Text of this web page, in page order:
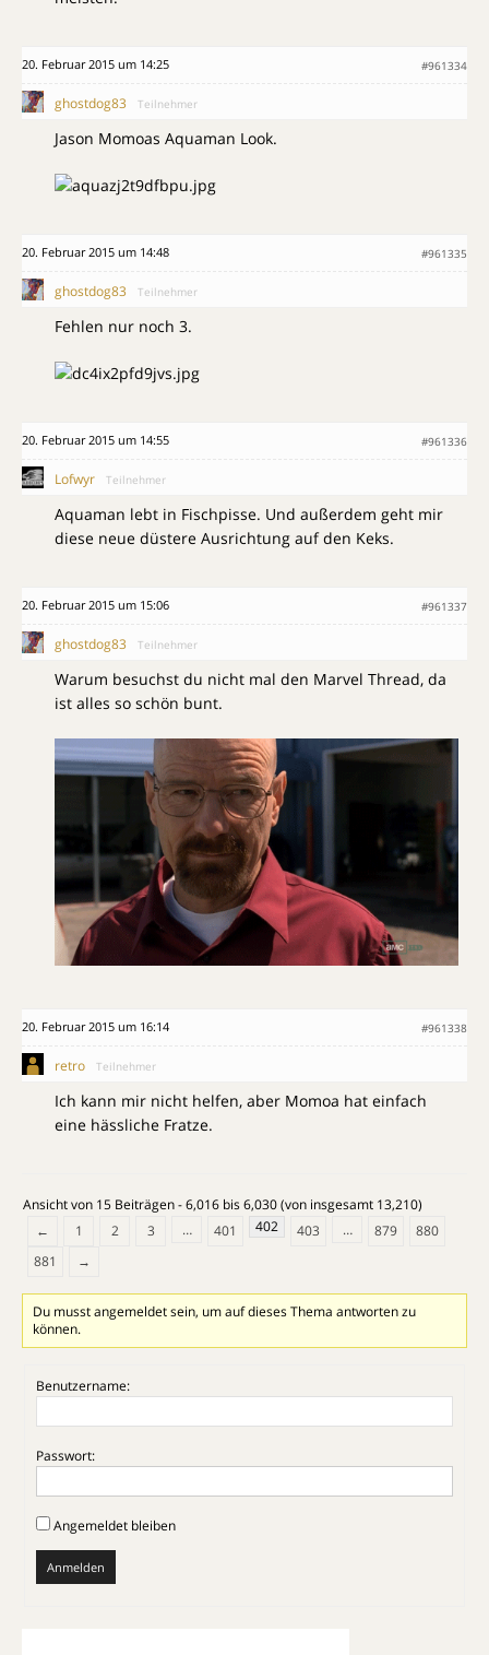
20. Februar 2015 um 14:25 #961334
ghostdog83 Teilnehmer
Jason Momoas Aquaman Look.
20. Februar 2015 um 14:48 #961335
ghostdog83 Teilnehmer
Fehlen nur noch 3.
20. Februar 2015 um 14:55 #961336
Lofwyr Teilnehmer
Aquaman lebt in Fischpisse. Und außerdem geht mir
diese neue düstere Ausrichtung auf den Keks.
20. Februar 2015 um 15:06 #961337
ghostdog83 Teilnehmer
Warum besuchst du nicht mal den Marvel Thread, da
ist alles so schön bunt.
20. Februar 2015 um 16:14 #961338
retro Teilnehmer
Ich kann mir nicht helfen, aber Momoa hat einfach
eine hässliche Fratze.
Ansicht von 15 Beiträgen - 6,016 bis 6,030 (von insgesamt 13,210)
←
1 2 3 … 401 402 403 … 879
880
881
→
Du musst angemeldet sein, um auf dieses Thema antworten zu
können.
Benutzername:
Passwort:
Angemeldet bleiben
Anmelden